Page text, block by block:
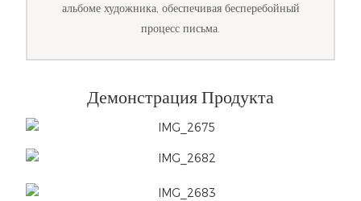
альбоме художника, обеспечивая бесперебойный
процесс письма.
Демонстрация Продукта